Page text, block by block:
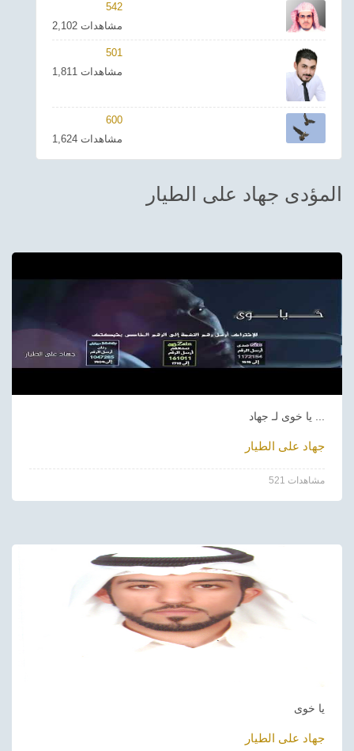
احدث الفيديوهات
ترفيهي
Asian
Foreign
Sudani tones
542
2,102 مشاهدات
501
1,811 مشاهدات
600
1,624 مشاهدات
المؤدى جهاد على الطيار
جهاد على الطيار
521 مشاهدات
يا خوى
جهاد على الطيار